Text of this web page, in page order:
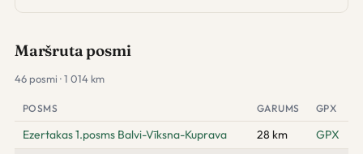
Maršruta posmi
46 posmi · 1 014 km
POSMS GARUMS GPX
Ezertakas 1.posms Balvi-Vīksna-Kuprava 28 km
GPX